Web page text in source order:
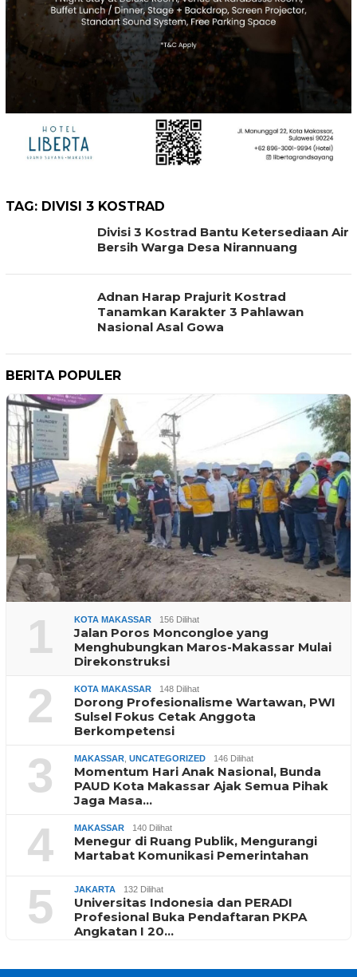
TAG: DIVISI 3 KOSTRAD
Divisi 3 Kostrad Bantu Ketersediaan Air
Bersih Warga Desa Nirannuang
Adnan Harap Prajurit Kostrad
Tanamkan Karakter 3 Pahlawan
Nasional Asal Gowa
BERITA POPULER
1 KOTA MAKASSAR 156 Dilihat
Jalan Poros Moncongloe yang
Menghubungkan Maros-Makassar Mulai
Direkonstruksi
2 KOTA MAKASSAR 148 Dilihat
Dorong Profesionalisme Wartawan, PWI
Sulsel Fokus Cetak Anggota
Berkompetensi
3 MAKASSAR UNCATEGORIZED 146 Dilihat
Momentum Hari Anak Nasional, Bunda
PAUD Kota Makassar Ajak Semua Pihak
Jaga Masa…
4 MAKASSAR 140 Dilihat
Menegur di Ruang Publik, Mengurangi
Martabat Komunikasi Pemerintahan
5 JAKARTA 132 Dilihat
Universitas Indonesia dan PERADI
Profesional Buka Pendaftaran PKPA
Angkatan I 20…